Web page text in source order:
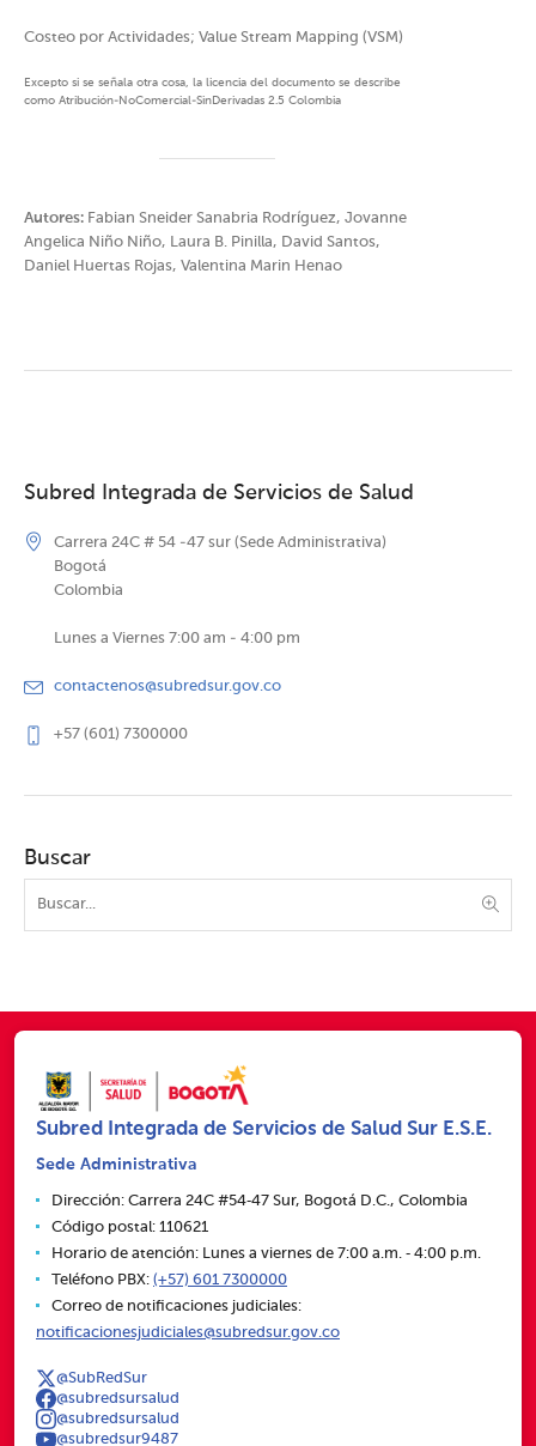
Costeo por Actividades; Value Stream Mapping (VSM)
Excepto si se señala otra cosa, la licencia del documento se describe
como Atribución-NoComercial-SinDerivadas 2.5 Colombia
Autores: Fabian Sneider Sanabria Rodríguez, Jovanne
Angelica Niño Niño, Laura B. Pinilla, David Santos,
Daniel Huertas Rojas, Valentina Marin Henao
Subred Integrada de Servicios de Salud
Carrera 24C # 54 -47 sur (Sede Administrativa)
Bogotá
Colombia
Lunes a Viernes 7:00 am - 4:00 pm
contactenos@subredsur.gov.co
+57 (601) 7300000
Buscar
Subred Integrada de Servicios de Salud Sur E.S.E.
Sede Administrativa
Dirección: Carrera 24C #54‑47 Sur, Bogotá D.C., Colombia
Código postal: 110621
Horario de atención: Lunes a viernes de 7:00 a.m. ‑ 4:00 p.m.
Teléfono PBX: (+57) 601 7300000
Correo de notificaciones judiciales:
notificacionesjudiciales@subredsur.gov.co
@SubRedSur
@subredsursalud
@subredsursalud
@subredsur9487